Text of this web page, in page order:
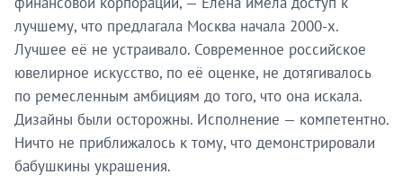
лучшему, что предлагала Москва начала 2000-х.
Лучшее её не устраивало. Современное российское
ювелирное искусство, по её оценке, не дотягивалось
по ремесленным амбициям до того, что она искала.
Дизайны были осторожны. Исполнение — компетентно.
Ничто не приближалось к тому, что демонстрировали
бабушкины украшения.